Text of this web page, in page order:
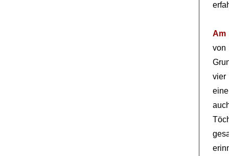
Am
von
vier